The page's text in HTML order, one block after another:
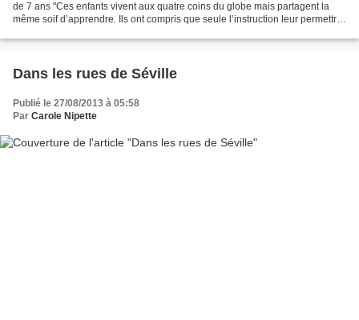
de 7 ans "Ces enfants vivent aux quatre coins du globe mais partagent la
même soif d’apprendre. Ils ont compris que seule l’instruction leur permettra
Dans les rues de Séville
Publié le 27/08/2013 à 05:58
Par Carole Nipette